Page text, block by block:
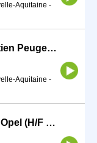
Aquitaine -
Mécanicien APV au Service entretien Peugeot Citroën Opel (H/F Ma (H/F)
Aquitaine -
Mécanicien APV Peugeot Citroën Opel (H/F MARANS) (H/F)